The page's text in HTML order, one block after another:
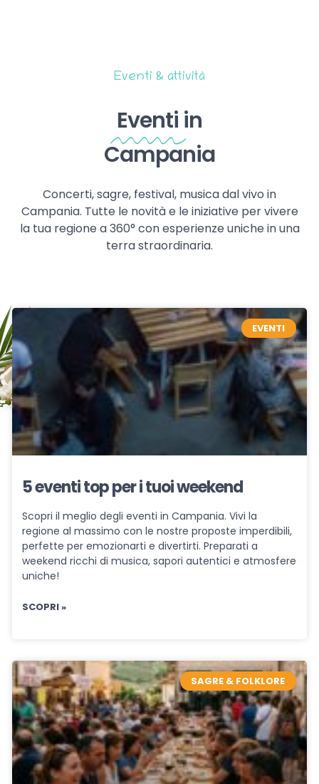
Eventi & attività
Eventi in
Campania
Concerti, sagre, festival, musica dal vivo in
Campania. Tutte le novità e le iniziative per vivere
la tua regione a 360° con esperienze uniche in una
terra straordinaria.
EVENTI
5 eventi top per i tuoi weekend
Scopri il meglio degli eventi in Campania. Vivi la
regione al massimo con le nostre proposte imperdibili,
perfette per emozionarti e divertirti. Preparati a
weekend ricchi di musica, sapori autentici e atmosfere
uniche!
SCOPRI »
SAGRE & FOLKLORE